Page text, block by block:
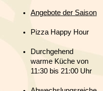
Angebote der Saison
Pizza Happy Hour
Durchgehend
warme Küche von
11:30 bis 21:00 Uhr